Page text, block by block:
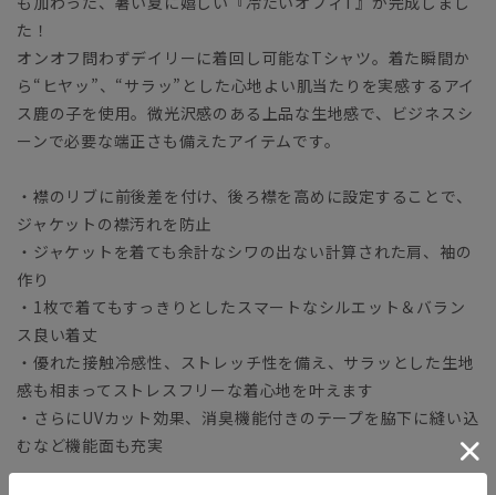
た！
オンオフ問わずデイリーに着回し可能なTシャツ。着た瞬間か
ら“ヒヤッ”、“サラッ”とした心地よい肌当たりを実感するアイ
ス鹿の子を使用。微光沢感のある上品な生地感で、ビジネスシ
ーンで必要な端正さも備えたアイテムです。
・襟のリブに前後差を付け、後ろ襟を高めに設定することで、
ジャケットの襟汚れを防止
・ジャケットを着ても余計なシワの出ない計算された肩、袖の
作り
・1枚で着てもすっきりとしたスマートなシルエット＆バラン
ス良い着丈
・優れた接触冷感性、ストレッチ性を備え、サラッとした生地
感も相まってストレスフリーな着心地を叶えます
・さらにUVカット効果、消臭機能付きのテープを脇下に縫い込
むなど機能面も充実